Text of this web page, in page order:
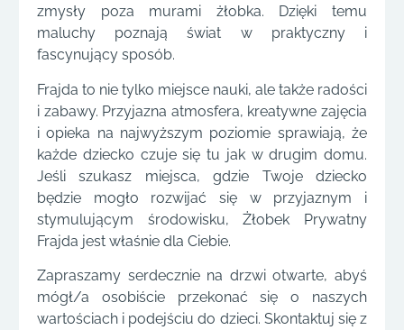
zmysły poza murami żłobka. Dzięki temu
maluchy poznają świat w praktyczny i
fascynujący sposób.
Frajda to nie tylko miejsce nauki, ale także radości
i zabawy. Przyjazna atmosfera, kreatywne zajęcia
i opieka na najwyższym poziomie sprawiają, że
każde dziecko czuje się tu jak w drugim domu.
Jeśli szukasz miejsca, gdzie Twoje dziecko
będzie mogło rozwijać się w przyjaznym i
stymulującym środowisku, Żłobek Prywatny
Frajda jest właśnie dla Ciebie.
Zapraszamy serdecznie na drzwi otwarte, abyś
mógł/a osobiście przekonać się o naszych
wartościach i podejściu do dzieci. Skontaktuj się z